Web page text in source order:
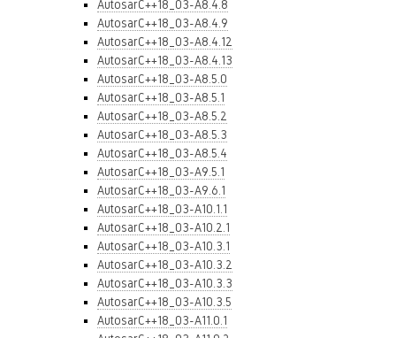
AutosarC++18_03-A8.4.8
AutosarC++18_03-A8.4.9
AutosarC++18_03-A8.4.12
AutosarC++18_03-A8.4.13
AutosarC++18_03-A8.5.0
AutosarC++18_03-A8.5.1
AutosarC++18_03-A8.5.2
AutosarC++18_03-A8.5.3
AutosarC++18_03-A8.5.4
AutosarC++18_03-A9.5.1
AutosarC++18_03-A9.6.1
AutosarC++18_03-A10.1.1
AutosarC++18_03-A10.2.1
AutosarC++18_03-A10.3.1
AutosarC++18_03-A10.3.2
AutosarC++18_03-A10.3.3
AutosarC++18_03-A10.3.5
AutosarC++18_03-A11.0.1